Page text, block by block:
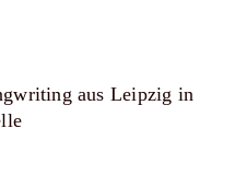
aus Leipzig in